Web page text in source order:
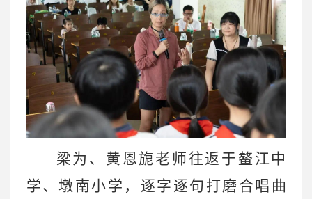
梁为、黄恩旎老师往返于鳌江中
学、墩南小学，逐字逐句打磨合唱曲